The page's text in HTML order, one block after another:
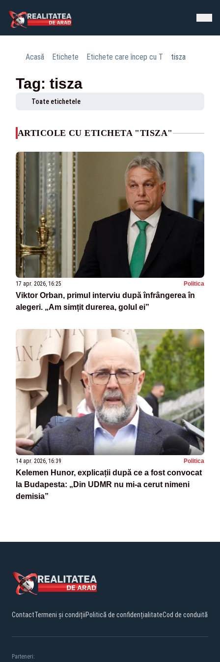
Acasă Etichete Etichete care încep cu T tisza
Tag: tisza
Toate etichetele
ARTICOLE CU ETICHETA "TISZA"
17 apr. 2026, 16:25 Politica
Viktor Orban, primul interviu după înfrângerea în
alegeri. „Am simțit durerea, golul ei”
14 apr. 2026, 16:39 Politica
Kelemen Hunor, explicații după ce a fost convocat
la Budapesta: „Din UDMR nu mi-a cerut nimeni
demisia”
ContactTermeni și condițiiPolitică de confidențialitateCod de conduită
Parteneri: